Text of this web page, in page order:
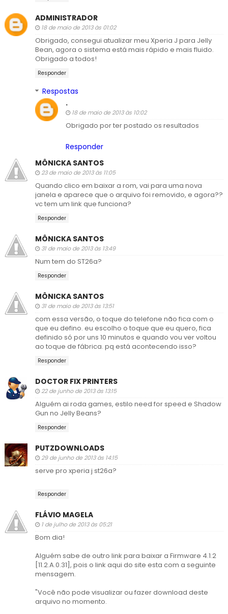
ADMINISTRADOR
18 de maio de 2013 às 01:02
Obrigado, consegui atualizar meu Xperia J para Jelly
Bean, agora o sistema está mais rápido e mais fluido.
Obrigado a todos!
Responder
Respostas
.
18 de maio de 2013 às 10:02
Obrigado por ter postado os resultados
Responder
MÔNICKA SANTOS
23 de maio de 2013 às 11:05
Quando clico em baixar a rom, vai para uma nova
janela e aparece que o arquivo foi removido, e agora??
vc tem um link que funciona?
Responder
MÔNICKA SANTOS
31 de maio de 2013 às 13:49
Num tem do ST26a?
Responder
MÔNICKA SANTOS
31 de maio de 2013 às 13:51
com essa versão, o toque do telefone não fica com o
que eu defino. eu escolho o toque que eu quero, fica
definido só por uns 10 minutos e quando vou ver voltou
ao toque de fábrica. pq está acontecendo isso?
Responder
DOCTOR FIX PRINTERS
22 de junho de 2013 às 13:15
Alguém ai roda games, estilo need for speed e Shadow
Gun no Jelly Beans?
Responder
PUTZDOWNLOADS
29 de junho de 2013 às 14:15
serve pro xperia j st26a?
Responder
FLÁVIO MAGELA
1 de julho de 2013 às 05:21
Bom dia!
Alguém sabe de outro link para baixar a Firmware 4.1.2
[11.2.A.0.31], pois o link aqui do site esta com a seguinte
mensagem.
"Você não pode visualizar ou fazer download deste
arquivo no momento.